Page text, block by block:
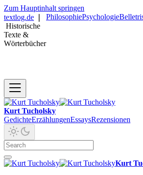
Zum Hauptinhalt springen
textlog.de
Historische
Texte &
Wörterbücher
PhilosophiePsychologie
Kurt Tucholsky
GedichteErzählungenEssaysRezensionen
Kurt